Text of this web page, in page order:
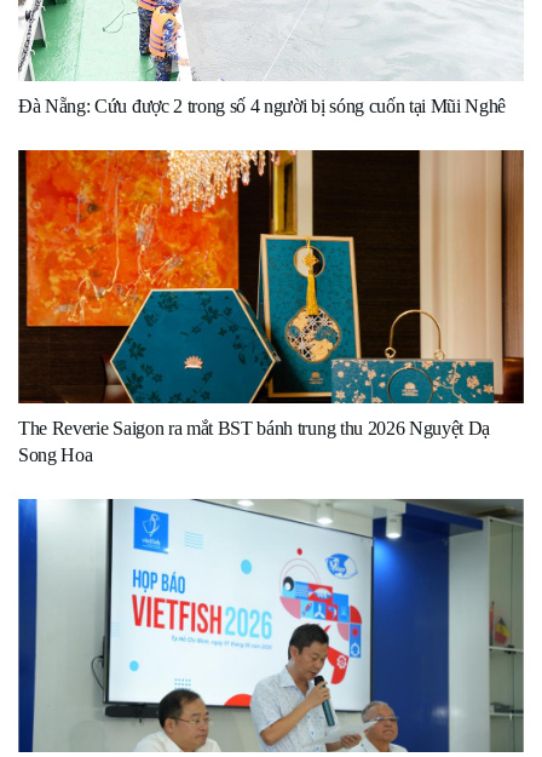
Đà Nẵng: Cứu được 2 trong số 4 người bị sóng cuốn tại Mũi Nghê
The Reverie Saigon ra mắt BST bánh trung thu 2026 Nguyệt Dạ
Song Hoa